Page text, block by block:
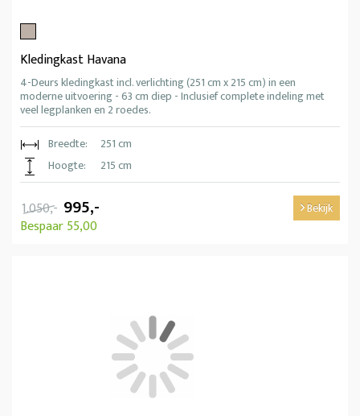
Kledingkast Havana
4-Deurs kledingkast incl. verlichting (251 cm x 215 cm) in een
moderne uitvoering - 63 cm diep - Inclusief complete indeling met
veel legplanken en 2 roedes.
Breedte:
251 cm
Hoogte:
215 cm
1.050,- 995,-
Bespaar 55,00
Bekijk